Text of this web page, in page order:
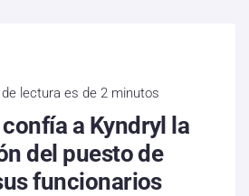
lectura es de 2 minutos
a Kyndryl la
del puesto de
funcionarios